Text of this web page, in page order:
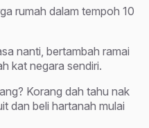
rumah dalam tempoh 10
nanti, bertambah ramai
kat negara sendiri.
Korang dah tahu nak
dan beli hartanah mulai